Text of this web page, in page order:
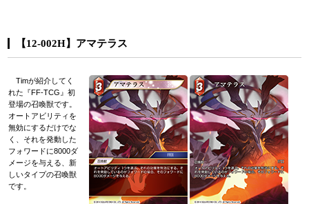
【12-002H】アマテラス
Timが紹介してく
れた『FF-TCG』初
登場の召喚獣です。
オートアビリティを
無効にするだけでな
く、それを発動した
フォワードに8000ダ
メージを与える、新
しいタイプの召喚獣
です。